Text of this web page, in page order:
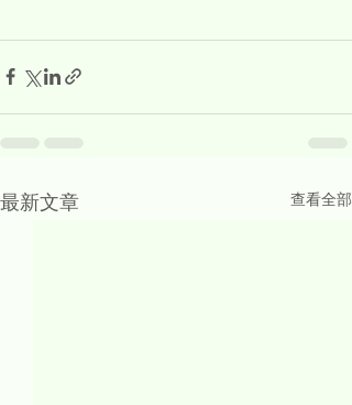
最新文章 查看全部